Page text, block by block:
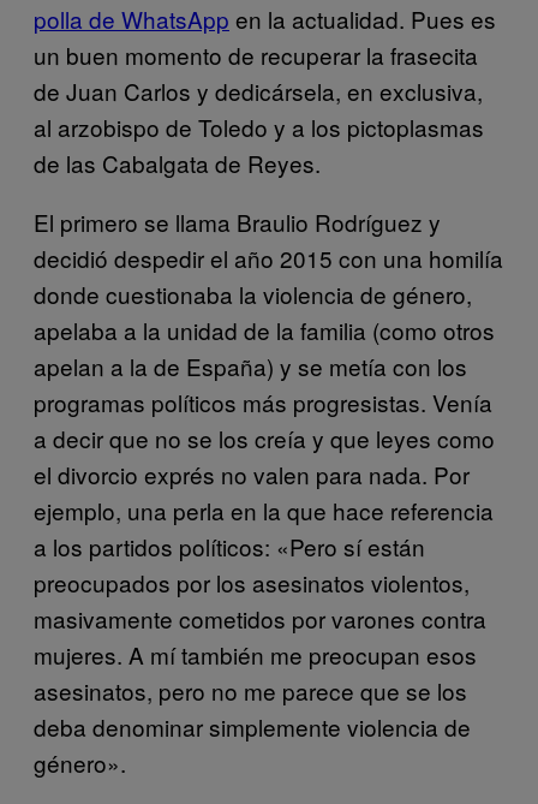
polla de WhatsApp en la actualidad. Pues es
un buen momento de recuperar la frasecita
de Juan Carlos y dedicársela, en exclusiva,
al arzobispo de Toledo y a los pictoplasmas
de las Cabalgata de Reyes.
El primero se llama Braulio Rodríguez y
decidió despedir el año 2015 con una homilía
donde cuestionaba la violencia de género,
apelaba a la unidad de la familia (como otros
apelan a la de España) y se metía con los
programas políticos más progresistas. Venía
a decir que no se los creía y que leyes como
el divorcio exprés no valen para nada. Por
ejemplo, una perla en la que hace referencia
a los partidos políticos: «Pero sí están
preocupados por los asesinatos violentos,
masivamente cometidos por varones contra
mujeres. A mí también me preocupan esos
asesinatos, pero no me parece que se los
deba denominar simplemente violencia de
género».